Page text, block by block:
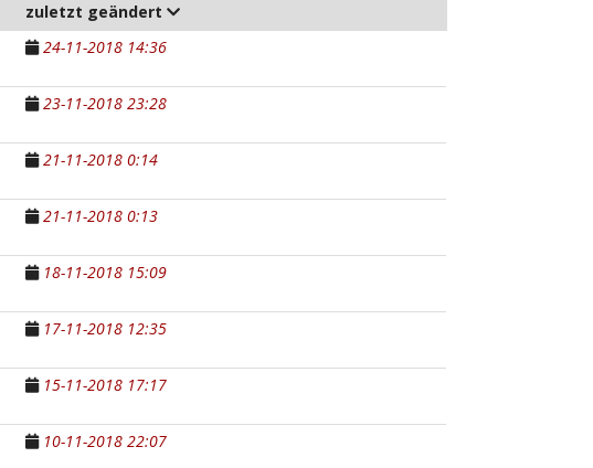
zuletzt geändert
24-11-2018 14:36
23-11-2018 23:28
21-11-2018 0:14
21-11-2018 0:13
18-11-2018 15:09
17-11-2018 12:35
15-11-2018 17:17
10-11-2018 22:07